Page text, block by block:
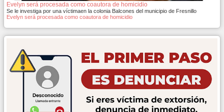
Evelyn será procesada como coautora de homicidio
Se le investiga por una víctimaen la colonia Balcones del municipio de Fresnillo
Evelyn será procesada como coautora de homicidio